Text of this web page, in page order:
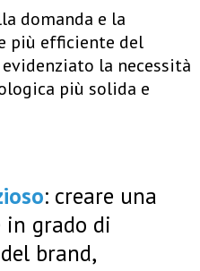
domanda e la
più efficiente del
la necessità
più solida e
: creare una
grado di
brand,